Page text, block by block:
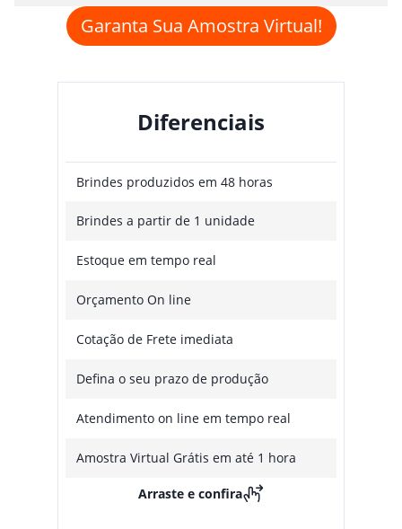
Garanta Sua Amostra Virtual!
Diferenciais
Brindes produzidos em 48 horas
Brindes a partir de 1 unidade
Estoque em tempo real
Orçamento On line
Cotação de Frete imediata
Defina o seu prazo de produção
Atendimento on line em tempo real
Amostra Virtual Grátis em até 1 hora
Arraste e confira